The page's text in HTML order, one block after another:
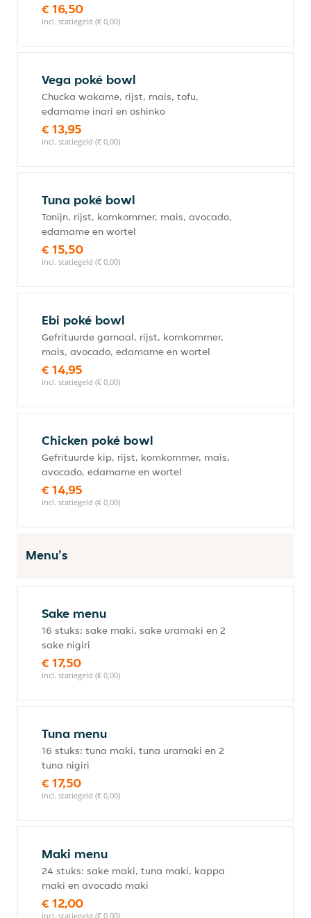
€ 16,50
incl. statiegeld (€ 0,00)
Vega poké bowl
Chucka wakame, rijst, mais, tofu,
edamame inari en oshinko
€ 13,95
incl. statiegeld (€ 0,00)
Tuna poké bowl
Tonijn, rijst, komkommer, mais, avocado,
edamame en wortel
€ 15,50
incl. statiegeld (€ 0,00)
Ebi poké bowl
Gefrituurde garnaal, rijst, komkommer,
mais, avocado, edamame en wortel
€ 14,95
incl. statiegeld (€ 0,00)
Chicken poké bowl
Gefrituurde kip, rijst, komkommer, mais,
avocado, edamame en wortel
€ 14,95
incl. statiegeld (€ 0,00)
Menu's
Sake menu
16 stuks: sake maki, sake uramaki en 2
sake nigiri
€ 17,50
incl. statiegeld (€ 0,00)
Tuna menu
16 stuks: tuna maki, tuna uramaki en 2
tuna nigiri
€ 17,50
incl. statiegeld (€ 0,00)
Maki menu
24 stuks: sake maki, tuna maki, kappa
maki en avocado maki
€ 12,00
incl. statiegeld (€ 0,00)